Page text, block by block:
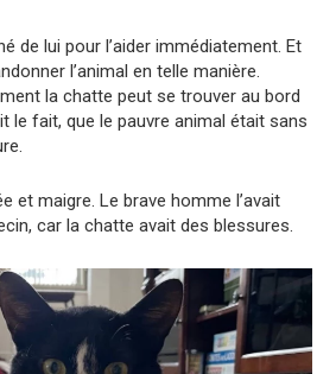
de lui pour l’aider immédiatement. Et
l’animal en telle manière.
la chatte peut se trouver au bord
le fait, que le pauvre animal était sans
et maigre. Le brave homme l’avait
car la chatte avait des blessures.